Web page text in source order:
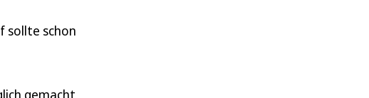
sollte schon
gemacht